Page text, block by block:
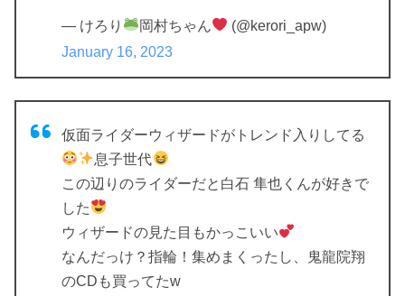
— けろり 岡村ちゃん
(@kerori_apw)
January 16, 2023
仮面ライダーウィザードがトレンド入りしてる
息子世代
この辺りのライダーだと白石 隼也くんが好きで
した
ウィザードの見た目もかっこいい
なんだっけ？指輪！集めまくったし、鬼龍院翔
のCDも買ってたw